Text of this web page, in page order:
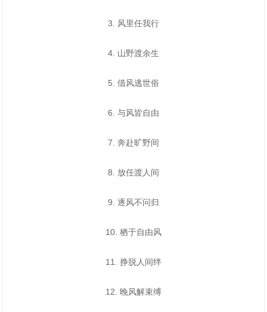
3. 风里任我行
4. 山野渡余生
5. 借风逃世俗
6. 与风皆自由
7. 奔赴旷野间
8. 放任渡人间
9. 逐风不问归
10. 栖于自由风
11. 挣脱人间绊
12. 晚风解束缚